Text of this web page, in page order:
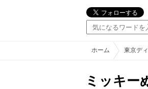
ホーム 東京デ
ミッキー